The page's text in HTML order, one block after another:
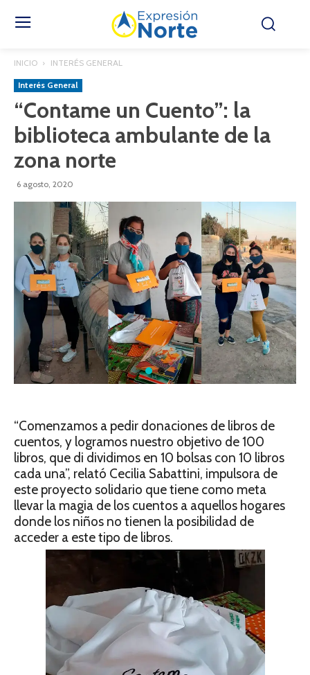
INICIO INTERÉS GENERAL
Interés General
“Contame un Cuento”: la
biblioteca ambulante de la
zona norte
6 agosto, 2020
“Comenzamos a pedir donaciones de libros de
cuentos, y logramos nuestro objetivo de 100
libros, que di dividimos en 10 bolsas con 10 libros
cada una”, relató Cecilia Sabattini, impulsora de
este proyecto solidario que tiene como meta
llevar la magia de los cuentos a aquellos hogares
donde los niños no tienen la posibilidad de
acceder a este tipo de libros.